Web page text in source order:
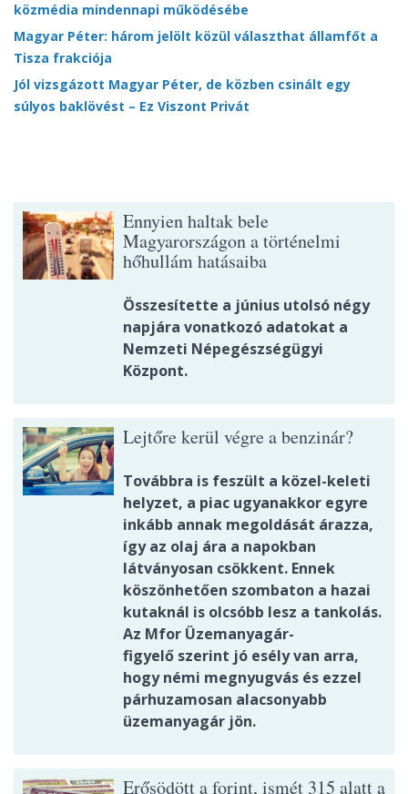
közmédia mindennapi működésébe
Magyar Péter: három jelölt közül választhat államfőt a
Tisza frakciója
Jól vizsgázott Magyar Péter, de közben csinált egy
súlyos baklövést – Ez Viszont Privát
Ennyien haltak bele
Magyarországon a történelmi
hőhullám hatásaiba
Összesítette a június utolsó négy
napjára vonatkozó adatokat a
Nemzeti Népegészségügyi
Központ.
Lejtőre kerül végre a benzinár?
Továbbra is feszült a közel-keleti
helyzet, a piac ugyanakkor egyre
inkább annak megoldását árazza,
így az olaj ára a napokban
látványosan csökkent. Ennek
köszönhetően szombaton a hazai
kutaknál is olcsóbb lesz a tankolás.
Az Mfor Üzemanyagár-
figyelő szerint jó esély van arra,
hogy némi megnyugvás és ezzel
párhuzamosan alacsonyabb
üzemanyagár jön.
Erősödött a forint, ismét 315 alatt a